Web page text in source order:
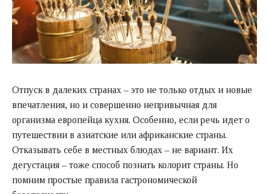
Отпуск в далеких странах – это не только отдых и новые
впечатления, но и совершенно непривычная для
организма европейца кухня. Особенно, если речь идет о
путешествии в азиатские или африканские страны.
Отказывать себе в местных блюдах – не вариант. Их
дегустация – тоже способ познать колорит страны. Но
помним простые правила гастрономической